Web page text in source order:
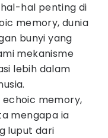
hal penting di
memory, dunia
bunyi yang
mekanisme
lebih dalam
memory,
mengapa ia
luput dari